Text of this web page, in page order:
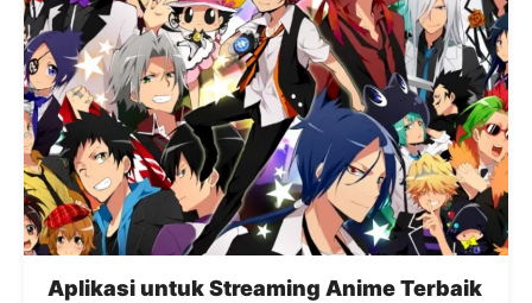
Aplikasi untuk Streaming Anime Terbaik